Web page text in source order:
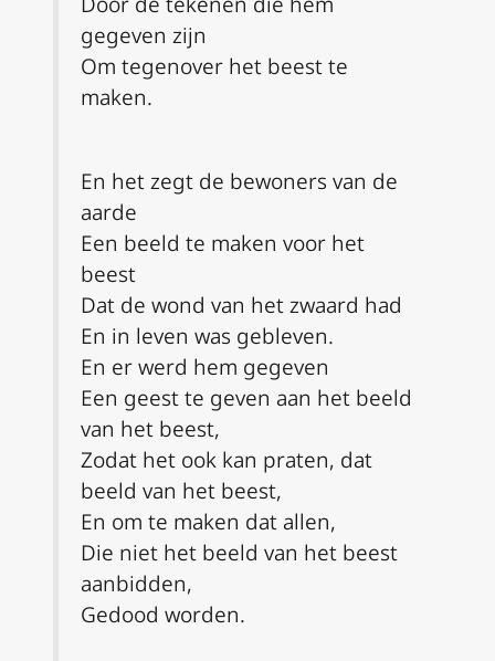
gegeven zijn
Om tegenover het beest te
maken.
En het zegt de bewoners van de
aarde
Een beeld te maken voor het
beest
Dat de wond van het zwaard had
En in leven was gebleven.
En er werd hem gegeven
Een geest te geven aan het beeld
van het beest,
Zodat het ook kan praten, dat
beeld van het beest,
En om te maken dat allen,
Die niet het beeld van het beest
aanbidden,
Gedood worden.